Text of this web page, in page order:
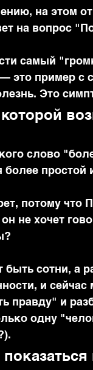
на этом
на вопрос
самый
— это пример
Это
слово
более простой
потому
не хочет
сотни, а
и
правду" и
одну